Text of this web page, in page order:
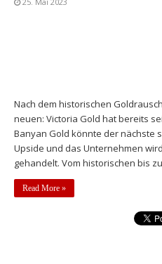
Nach dem historischen
neuen: Victoria Gold hat bereits
Banyan Gold könnte der nächste
Upside und das Unternehmen
gehandelt. Vom historischen bis
Read More »